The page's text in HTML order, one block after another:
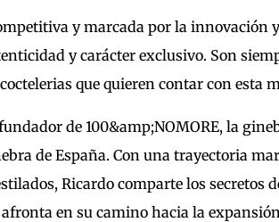
y marcada por la innovación
y carácter exclusivo. Son
que quieren contar con esta
de 100&amp;NOMORE, la
de España. Con una trayectoria
Ricardo comparte los secretos
en su camino hacia la